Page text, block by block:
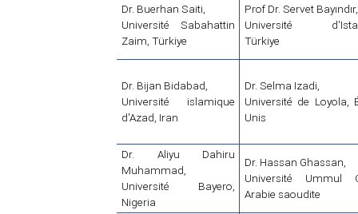
Dr. Buerhan Saiti,
Université Sabahattin
Zaim, Türkiye
Prof Dr. Servet Bayındır,
Université
Türkiye
Dr. Bijan Bidabad,
Université islamique
d'Azad, Iran
Dr. Selma Izadi,
Université de Loyola,
Unis
Dr. Aliyu Dahiru
Muhammad,
Université Bayero,
Nigeria
Dr. Hassan Ghassan,
Université Ummul
Arabie saoudite